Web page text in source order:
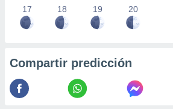
17 18 19 20
Compartir predicción